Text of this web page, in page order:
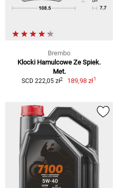
Brembo
Klocki Hamulcowe Ze Spiek.
Met.
SCD 222,05 zł2 189,98 zł1